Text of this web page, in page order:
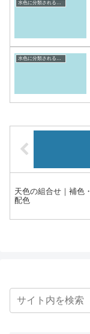
水色に分類される色一覧
水色に分類される色一覧
天色の組合せ｜補色
配色